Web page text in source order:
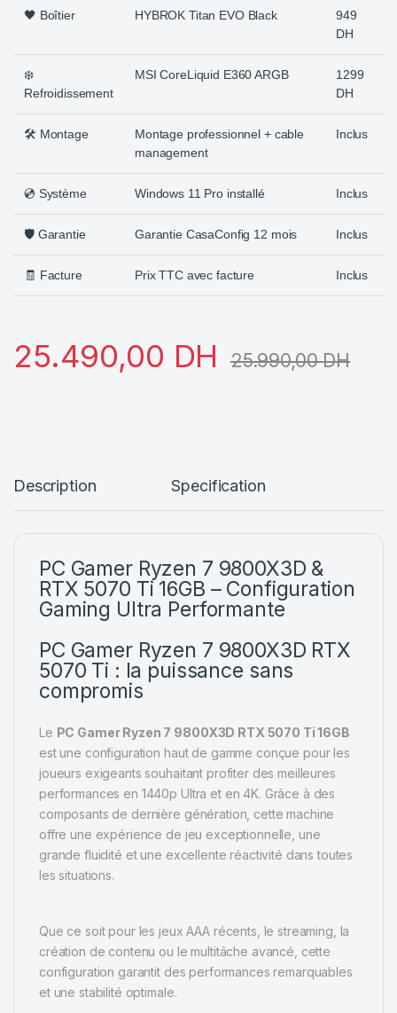
🖤 Boîtier HYBROK Titan EVO Black
949
DH
❄️
Refroidissement
MSI CoreLiquid E360 ARGB
1299
DH
🛠️ Montage
Montage professionnel + cable
management
Inclus
💿 Système Windows 11 Pro installé Inclus
🛡️ Garantie Garantie CasaConfig 12 mois Inclus
🧾 Facture Prix TTC avec facture Inclus
25.490,00 DH 25.990,00DH
Description Specification
PC Gamer Ryzen 7 9800X3D &
RTX 5070 Ti 16GB – Configuration
Gaming Ultra Performante
PC Gamer Ryzen 7 9800X3D RTX
5070 Ti : la puissance sans
compromis
Le PC Gamer Ryzen 7 9800X3D RTX 5070 Ti 16GB
est une configuration haut de gamme conçue pour les
joueurs exigeants souhaitant profiter des meilleures
performances en 1440p Ultra et en 4K. Grâce à des
composants de dernière génération, cette machine
offre une expérience de jeu exceptionnelle, une
grande fluidité et une excellente réactivité dans toutes
les situations.
Que ce soit pour les jeux AAA récents, le streaming, la
création de contenu ou le multitâche avancé, cette
configuration garantit des performances remarquables
et une stabilité optimale.